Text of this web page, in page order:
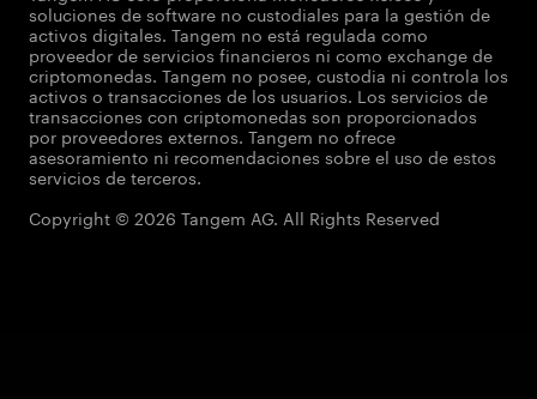
soluciones de software no custodiales para la gestión de
activos digitales. Tangem no está regulada como
proveedor de servicios financieros ni como exchange de
criptomonedas. Tangem no posee, custodia ni controla los
activos o transacciones de los usuarios. Los servicios de
transacciones con criptomonedas son proporcionados
por proveedores externos. Tangem no ofrece
asesoramiento ni recomendaciones sobre el uso de estos
servicios de terceros.